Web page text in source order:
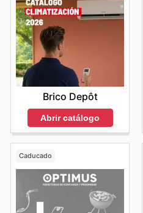
Brico Depôt
Abrir catálogo
Caducado